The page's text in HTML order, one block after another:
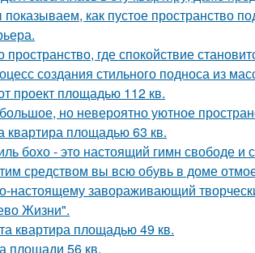
как пустое пространство
пространство, где спокойствие
создания стильного подноса из
проект площадью 112 кв.
но невероятно уютное
квартира площадью 63 кв.
бохо - это настоящий гимн свободе
средством вы всю обувь в доме
настоящему завораживающий
Жизни".
квартира площадью 49 кв.
площади 56 кв.